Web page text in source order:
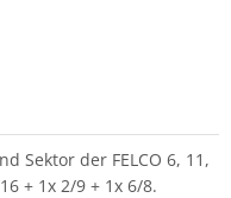
Sektor der FELCO 6, 11,
+ 1x 2/9 + 1x 6/8.